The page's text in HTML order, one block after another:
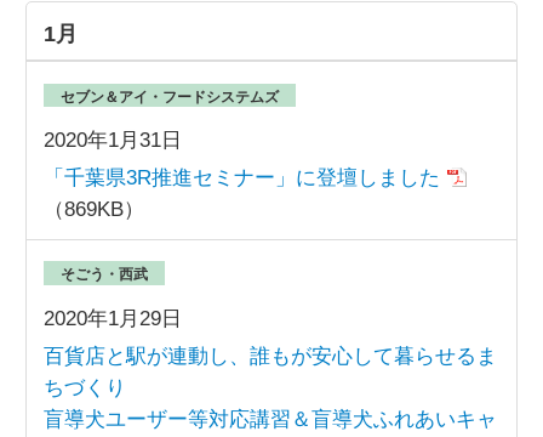
1月
2020年1月31日
セブン＆アイ・フードシステムズ
「千葉県3R推進セミナー」に登壇しました
（869KB）
2020年1月29日
そごう・西武
百貨店と駅が連動し、誰もが安心して暮らせるま
ちづくり
盲導犬ユーザー等対応講習＆盲導犬ふれあいキャ